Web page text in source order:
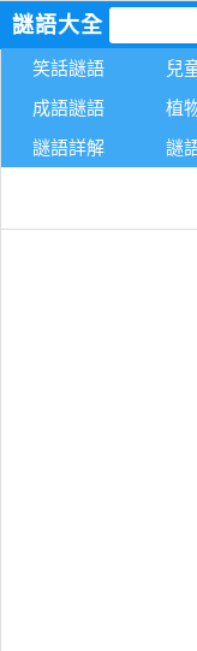
謎語大全
笑話謎語 兒
成語謎語
植
謎語詳解
謎